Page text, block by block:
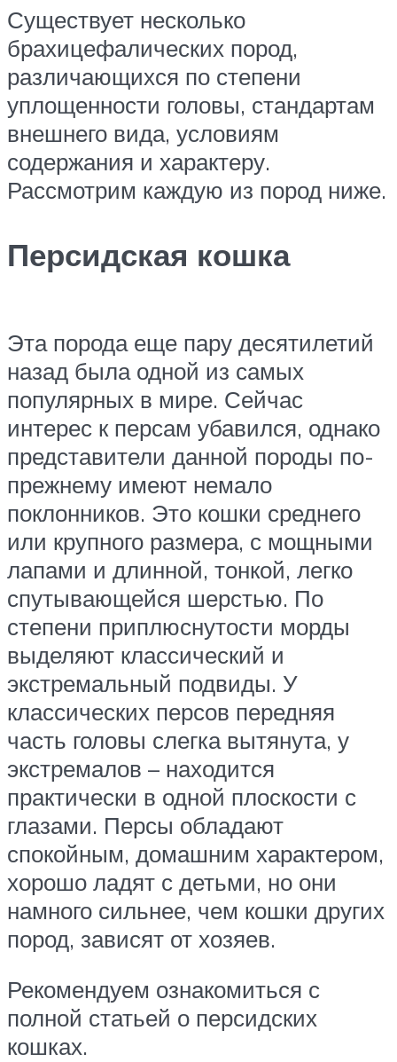
Существует несколько
брахицефалических пород,
различающихся по степени
уплощенности головы, стандартам
внешнего вида, условиям
содержания и характеру.
Рассмотрим каждую из пород ниже.
Персидская кошка
Эта порода еще пару десятилетий
назад была одной из самых
популярных в мире. Сейчас
интерес к персам убавился, однако
представители данной породы по-
прежнему имеют немало
поклонников. Это кошки среднего
или крупного размера, с мощными
лапами и длинной, тонкой, легко
спутывающейся шерстью. По
степени приплюснутости морды
выделяют классический и
экстремальный подвиды. У
классических персов передняя
часть головы слегка вытянута, у
экстремалов – находится
практически в одной плоскости с
глазами. Персы обладают
спокойным, домашним характером,
хорошо ладят с детьми, но они
намного сильнее, чем кошки других
пород, зависят от хозяев.
Рекомендуем ознакомиться с
полной статьей о персидских
кошках.